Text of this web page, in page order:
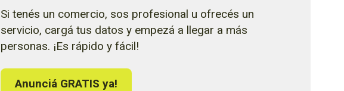
Si tenés un comercio, sos profesional u ofrecés un
servicio, cargá tus datos y empezá a llegar a más
personas. ¡Es rápido y fácil!
Anunciá GRATIS ya!